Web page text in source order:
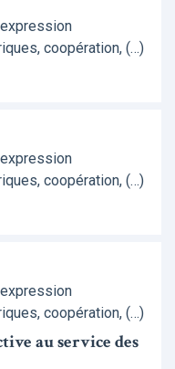
coopération, (…)
coopération, (…)
coopération, (…)
au service des